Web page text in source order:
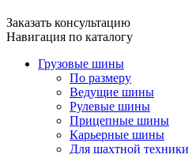
Заказать консультацию
Навигация по каталогу
Грузовые шины
По размеру
Ведущие шины
Рулевые шины
Прицепные шины
Карьерные шины
Для шахтной техники